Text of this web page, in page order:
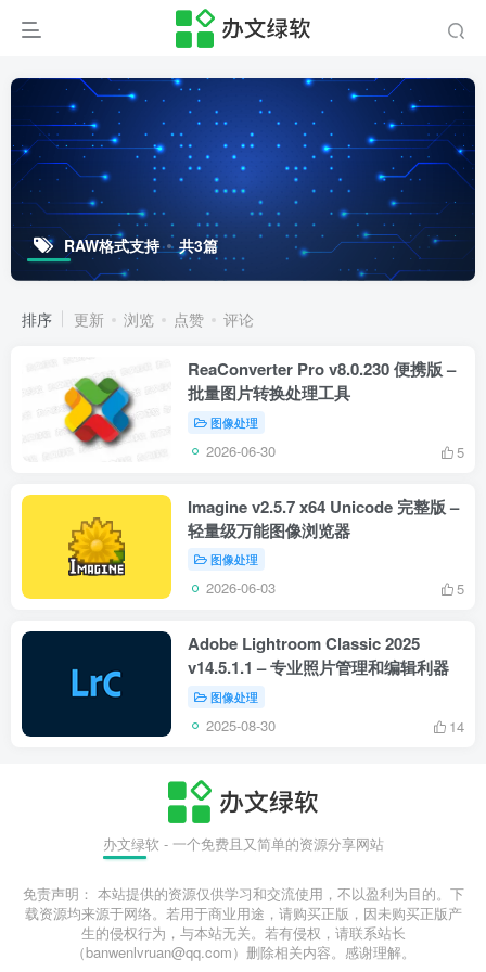
RAW格式支持 共3篇
排序 更新 浏览 点赞 评论
ReaConverter Pro v8.0.230 便携版 –
批量图片转换处理工具
图像处理
2026-06-30 5
Imagine v2.5.7 x64 Unicode 完整版 –
轻量级万能图像浏览器
图像处理
2026-06-03 5
Adobe Lightroom Classic 2025
v14.5.1.1 – 专业照片管理和编辑利器
图像处理
2025-08-30 14
办文绿软 - 一个免费且又简单的资源分享网站
免责声明： 本站提供的资源仅供学习和交流使用，不以盈利为目的。下
载资源均来源于网络。若用于商业用途，请购买正版，因未购买正版产
生的侵权行为，与本站无关。若有侵权，请联系站长
（banwenlvruan@qq.com）删除相关内容。感谢理解。